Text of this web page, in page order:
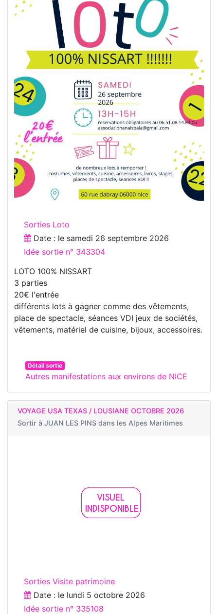
Sorties Loto
Date : le samedi 26 septembre 2026
Idée sortie n° 343304
LOTO 100% NISSART
3 parties
20€ l'entrée
différents lots à gagner comme des vêtements,
place de spectacle, séances VDI jeux de sociétés,
vêtements, matériel de cuisine, bijoux, accessoires.
Détail sortie
Autres manifestations aux environs de NICE
VOYAGE USA TEXAS / LOUSIANE OCTOBRE 2026
Sortir à JUAN LES PINS dans les Alpes Maritimes
Sorties Visite patrimoine
Date : le lundi 5 octobre 2026
Idée sortie n° 335108